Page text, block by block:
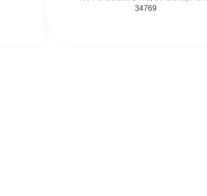
34769